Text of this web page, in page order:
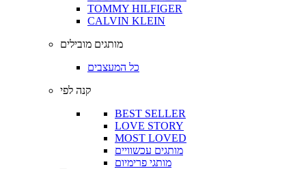
TOMMY HILFIGER
CALVIN KLEIN
מותגים מובילים
כל המעצבים
קנה לפי
BEST SELLER
LOVE STORY
MOST LOVED
מותגים עכשוויים
מותגי פרימיום